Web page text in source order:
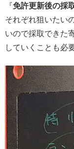
『免許更新後の採
それぞれ狙いたい
いので採取できた
していくことも必